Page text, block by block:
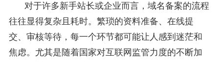
对于许多新手站长或企业而言，域名备案的流程
往往显得复杂且耗时。繁琐的资料准备、在线提
交、审核等待，每一个环节都可能让人感到迷茫和
焦虑。尤其是随着国家对互联网监管力度的不断加